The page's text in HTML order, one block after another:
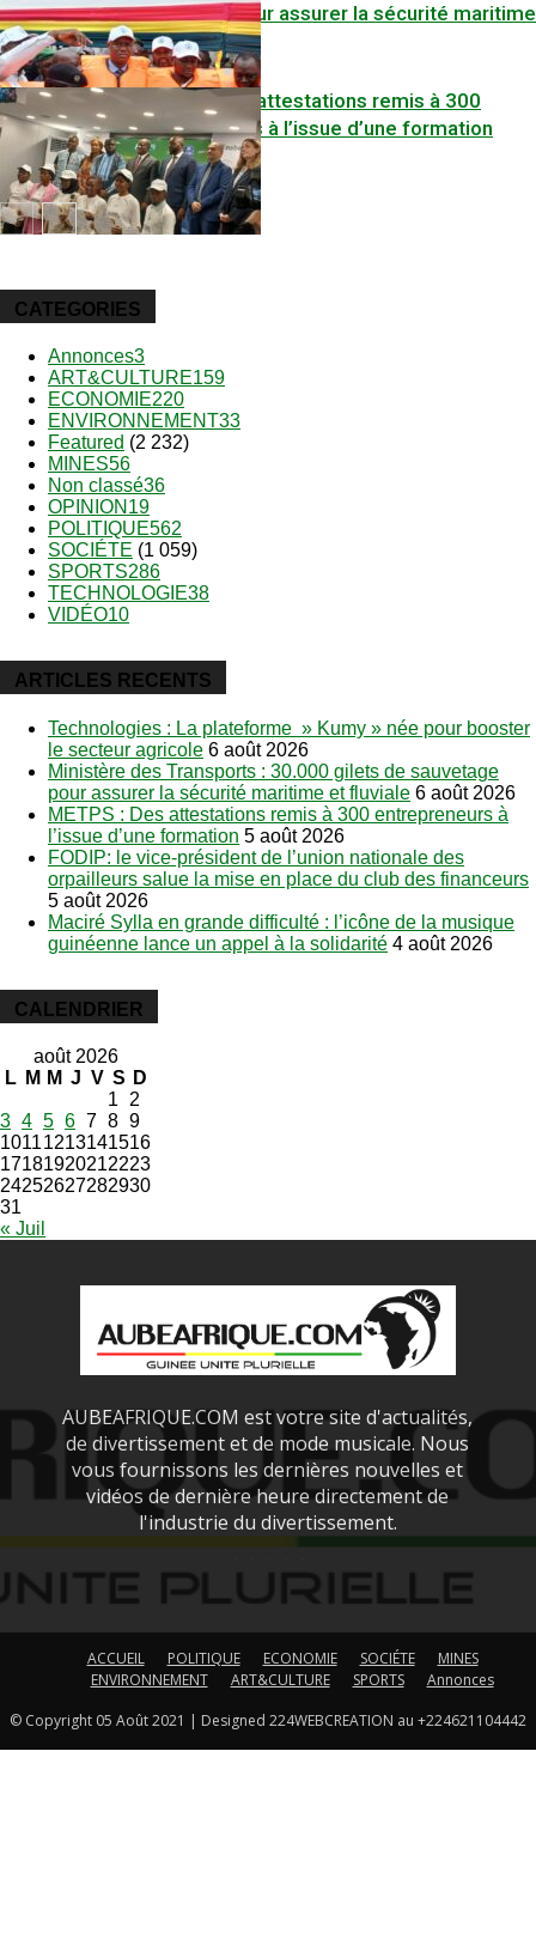
SOCIÉTE
SOCIÉTE
sauvetage pour assurer la sécurité maritime
et fluviale
METPS : Des attestations remis à 300
entrepreneurs à l’issue d’une formation
CATEGORIES
Annonces3
ART&CULTURE159
ECONOMIE220
ENVIRONNEMENT33
Featured (2 232)
MINES56
Non classé36
OPINION 19
POLITIQUE562
SOCIÉTE (1 059)
SPORTS286
TECHNOLOGIE38
VIDÉO10
ARTICLES RECENTS
Technologies : La plateforme » Kumy » née pour booster
le secteur agricole 6 août 2026
Ministère des Transports : 30.000 gilets de sauvetage
pour assurer la sécurité maritime et fluviale 6 août 2026
METPS : Des attestations remis à 300 entrepreneurs à
l’issue d’une formation 5 août 2026
FODIP: le vice-président de l’union nationale des
orpailleurs salue la mise en place du club des financeurs
5 août 2026
Maciré Sylla en grande difficulté : l’icône de la musique
guinéenne lance un appel à la solidarité 4 août 2026
CALENDRIER
août 2026
L M M J V S D
1
2
3 4 5 6 7 8 9
10111213141516
17181920212223
24252627282930
31
« Juil
AUBEAFRIQUE.COM est votre site d'actualités,
de divertissement et de mode musicale. Nous
vous fournissons les dernières nouvelles et
vidéos de dernière heure directement de
l'industrie du divertissement.
ACCUEIL POLITIQUE ECONOMIE SOCIÉTE
MINES
ENVIRONNEMENT
ART&CULTURE SPORTS
Annonces
© Copyright 05 Août 2021 | Designed 224WEBCREATION au +224621104442